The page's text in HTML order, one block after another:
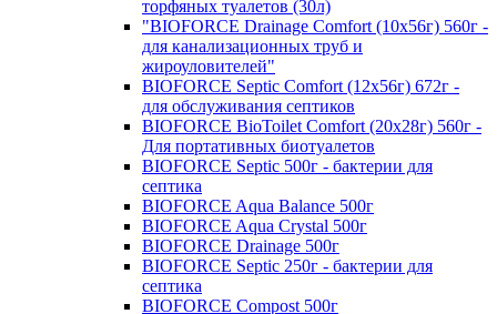
торфяных туалетов (30л)
"BIOFORCE Drainage Comfort (10x56г) 560г -
для канализационных труб и
жироуловителей"
BIOFORCE Septic Comfort (12x56г) 672г -
для обслуживания септиков
BIOFORCE BioToilet Comfort (20x28г) 560г -
Для портативных биотуалетов
BIOFORCE Septic 500г - бактерии для
септика
BIOFORCE Aqua Balance 500г
BIOFORCE Aqua Crystal 500г
BIOFORCE Drainage 500г
BIOFORCE Septic 250г - бактерии для
септика
BIOFORCE Compost 500г